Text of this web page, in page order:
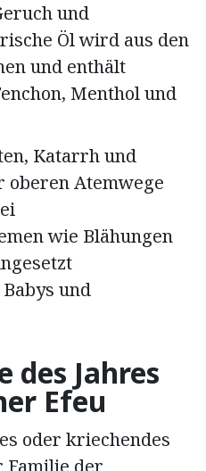
und
Öl wird aus den
und enthält
Menthol und
Katarrh und
oberen Atemwege
wie Blähungen
und
des Jahres
Efeu
oder kriechendes